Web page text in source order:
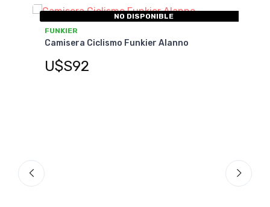
NO DISPONIBLE
FUNKIER
Camisera Ciclismo Funkier Alanno
U$S92